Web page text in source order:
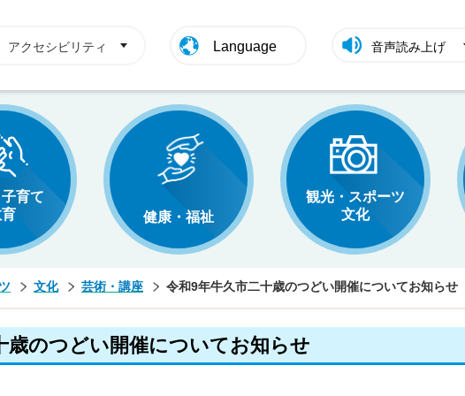
アクセシビリティ Language 音声読み上げ
育て
健康・福祉
観光・スポーツ
文化
文化 芸術・講座 令和9年牛久市二十歳のつどい開催についてお知らせ
歳のつどい開催についてお知らせ